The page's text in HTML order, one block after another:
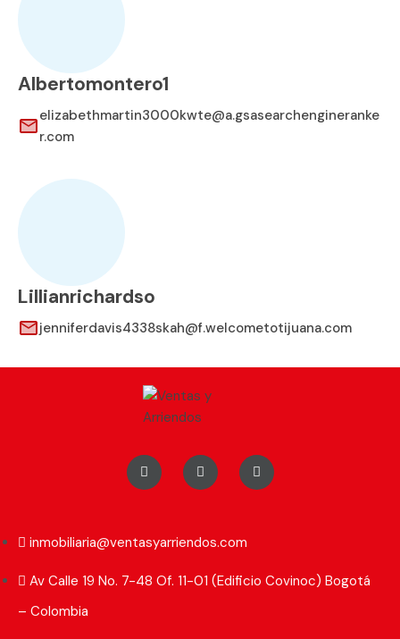
Albertomontero1
elizabethmartin3000kwte@a.gsasearchengineranke
r.com
Lillianrichardso
jenniferdavis4338skah@f.welcometotijuana.com
Nidia Caballero
inmobiliaria@ventasyarriendos.com
Av Calle 19 No. 7-48 Of. 11-01 (Edificio Covinoc) Bogotá
– Colombia